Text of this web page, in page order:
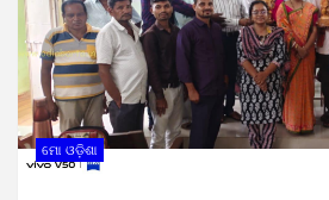
ମୋ ଓଡ଼ିଶା